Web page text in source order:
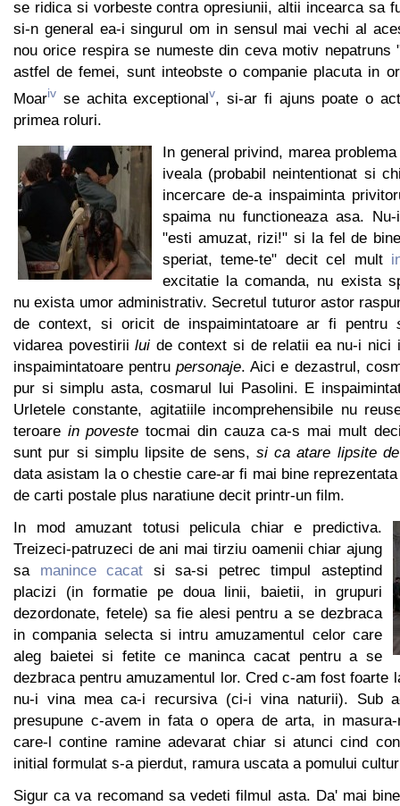
se ridica si vorbeste contra opresiunii, altii incearca sa
si-n general ea-i singurul om in sensul mai vechi al
nou orice respira se numeste din ceva motiv nepatruns
astfel de femei, sunt inteobste o companie placuta in
Moariv se achita exceptionalv, si-ar fi ajuns poate o
primea roluri.
In general privind, marea
iveala (probabil neintentionat si
incercare de-a inspaiminta
spaima nu functioneaza asa.
"esti amuzat, rizi!" si la fel de
speriat, teme-te" decit cel mult
excitatie la comanda, nu exista
nu exista umor administrativ. Secretul tuturor astor
de context, si oricit de inspaimintatoare ar fi pentru
vidarea povestiriilui de context si de relatii ea nu-i nici
inspaimintatoare pentrupersonaje. Aici e dezastrul,
pur si simplu asta, cosmarul lui Pasolini. E
Urletele constante, agitatiile incomprehensibile nu
teroare in poveste tocmai din cauza ca-s mai mult
sunt pur si simplu lipsite de sens, si ca atare lipsite
data asistam la o chestie care-ar fi mai bine
de carti postale plus naratiune decit printr-un film.
In mod amuzant totusi pelicula chiar e predictiva.
Treizeci-patruzeci de ani mai tirziu oamenii chiar ajung
sa manince cacat si sa-si petrec timpul asteptind
placizi (in formatie pe doua linii, baietii, in grupuri
dezordonate, fetele) sa fie alesi pentru a se dezbraca
in compania selecta si intru amuzamentul celor care
aleg baietei si fetite ce maninca cacat pentru a se
dezbraca pentru amuzamentul lor. Cred c-am fost foarte
nu-i vina mea ca-i recursiva (ci-i vina naturii). Sub
presupune c-avem in fata o opera de arta, in
care-l contine ramine adevarat chiar si atunci cind
initial formulat s-a pierdut, ramura uscata a pomului
Sigur ca va recomand sa vedeti filmul asta. Da' mai